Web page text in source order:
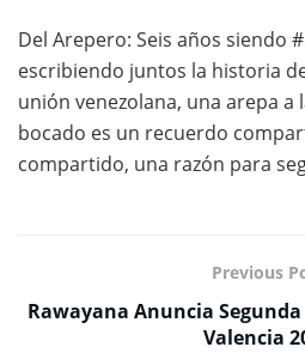
Del Arepero: Seis años siendo
escribiendo juntos la historia
unión venezolana, una arepa a
bocado es un recuerdo
compartido, una razón para
Previous
Rawayana Anuncia
Valencia